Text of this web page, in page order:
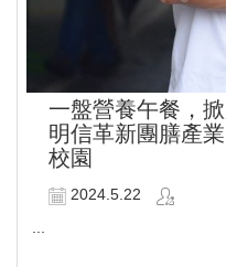
一盤營養午餐，
明信革新團膳產
校園
2024.5.22
...